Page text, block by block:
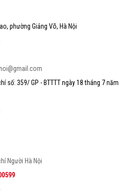
phường Giảng Võ, Hà Nội
số: 359/ GP - BTTTT ngày 18 tháng 7 năm
Người Hà Nội